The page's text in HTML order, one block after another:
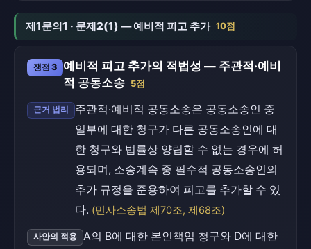
제1문의1 · 문제2(1) — 예비적 피고 추가 10점
쟁점 3
예비적 피고 추가의 적법성 — 주관적·예비
적 공동소송 5점
근거 법리
주관적·예비적 공동소송은 공동소송인 중
일부에 대한 청구가 다른 공동소송인에 대
한 청구와 법률상 양립할 수 없는 경우에 허
용되며, 소송계속 중 필수적 공동소송인의
추가 규정을 준용하여 피고를 추가할 수 있
다. (민사소송법 제70조, 제68조)
사안의 적용
A의 B에 대한 본인책임 청구와 D에 대한